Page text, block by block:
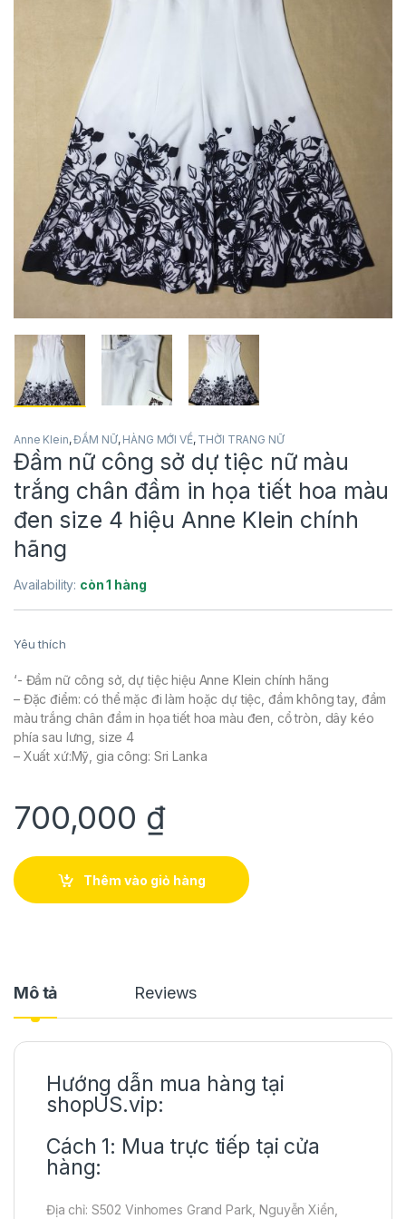
Anne Klein,ĐẦM NỮ, HÀNG MỚI VỀ, THỜI TRANG NỮ
Đầm nữ công sở dự tiệc nữ màu
trắng chân đầm in họa tiết hoa màu
đen size 4 hiệu Anne Klein chính
hãng
Availability: còn 1 hàng
Yêu thích
‘- Đầm nữ công sở, dự tiệc hiệu Anne Klein chính hãng
– Đặc điểm: có thể mặc đi làm hoặc dự tiệc, đầm không tay, đầm
màu trắng chân đầm in họa tiết hoa màu đen, cổ tròn, dây kéo
phía sau lưng, size 4
– Xuất xứ:Mỹ, gia công: Sri Lanka
700,000 ₫
Thêm vào giỏ hàng
Mô tả Reviews
Hướng dẫn mua hàng tại
shopUS.vip:
Cách 1: Mua trực tiếp tại cửa
hàng:
Địa chỉ: S502 Vinhomes Grand Park, Nguyễn Xiển,